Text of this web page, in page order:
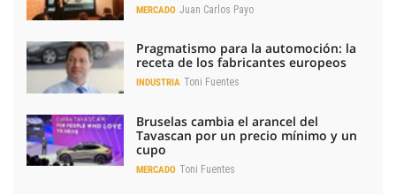
MERCADO Juan Carlos Payo
Pragmatismo para la automoción: la
receta de los fabricantes europeos
INDUSTRIA Toni Fuentes
Bruselas cambia el arancel del
Tavascan por un precio mínimo y un
cupo
MERCADO Toni Fuentes